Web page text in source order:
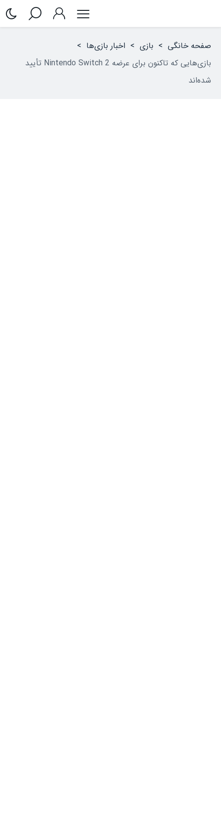
صفحه خانگی > بازی > اخبار بازی‌ها >
بازی‌هایی که تاکنون برای عرضه Nintendo Switch 2 تأیید
شده‌اند